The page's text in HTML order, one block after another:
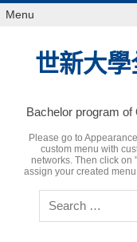
Skip
toMenu
世新大
Bachelor program
Please go to
custom menu with
networks. Then click on
assign your created